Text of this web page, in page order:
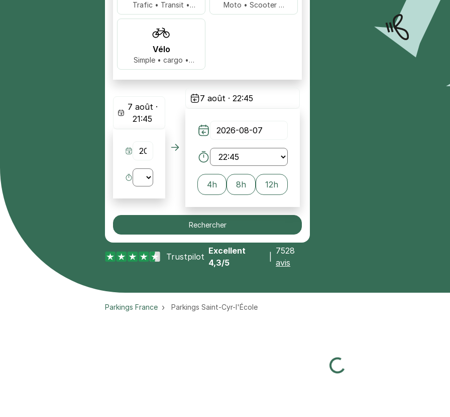
Trafic • Transit •
Master …
Moto • Scooter …
Vélo
Simple • cargo •
biplace …
7 août ·
21:45
7 août · 22:45
4h 8h 12h
Rechercher
Trustpilot
Excellent
4,3/5
7528
avis
Parkings France Parkings Saint-Cyr-l'École